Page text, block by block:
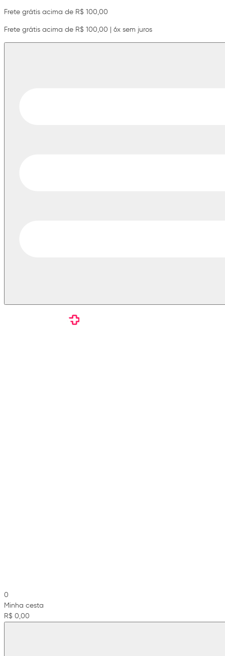
Frete grátis acima de R$ 100,00
Frete grátis acima de R$ 100,00 | 6x sem juros
0
Minha cesta
R$ 0,00